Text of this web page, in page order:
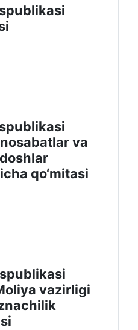
va
qo‘mitasi
vazirligi